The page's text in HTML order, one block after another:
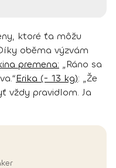
ktoré ťa môžu
oběma výzvám
premena: „Ráno sa
Erika (- 13 kg): „Že
vždy pravidlom. Ja